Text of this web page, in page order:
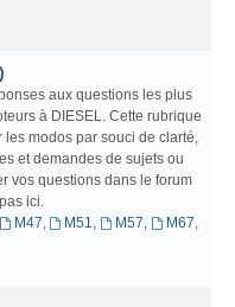
aux questions les plus
à DIESEL. Cette rubrique
modos par souci de clarté,
et demandes de sujets ou
vos questions dans le forum
ici.
M47, M51, M57, M67,